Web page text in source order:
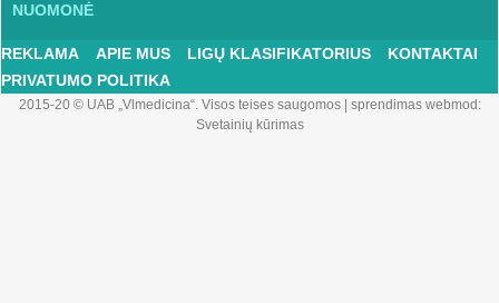
NUOMONĖ
REKLAMA APIE MUS LIGŲ KLASIFIKATORIUS
KONTAKTAI
PRIVATUMO POLITIKA
2015-20 © UAB „Vlmedicina“. Visos teises saugomos| sprendimas webmod:
Svetainių kūrimas